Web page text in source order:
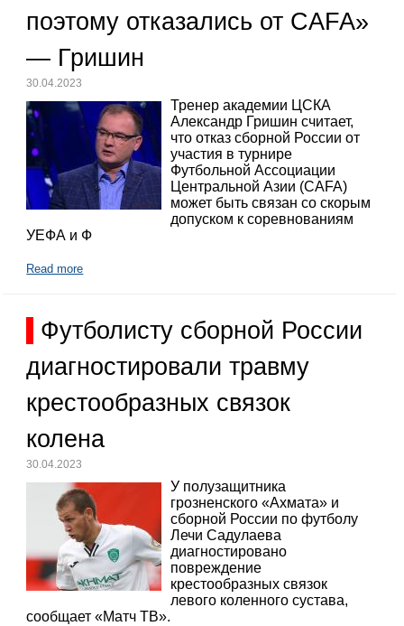
поэтому отказались от CAFA»
— Гришин
30.04.2023
Тренер академии ЦСКА
Александр Гришин считает,
что отказ сборной России от
участия в турнире
Футбольной Ассоциации
Центральной Азии (CAFA)
может быть связан со скорым
допуском к соревнованиям
УЕФА и Ф
Read more
Футболисту сборной России
диагностировали травму
крестообразных связок
колена
30.04.2023
У полузащитника
грозненского «Ахмата» и
сборной России по футболу
Лечи Садулаева
диагностировано
повреждение
крестообразных связок
левого коленного сустава,
сообщает «Матч ТВ».